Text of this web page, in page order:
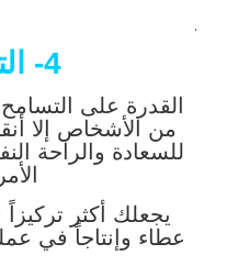
.
4- التسامح
القدرة على التسامح
من الأشخاص إلا
للسعادة والراحة
يجعلك أكثر
عطاء وإنتاجاً في